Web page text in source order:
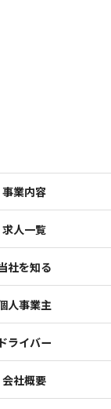
事業内容
求人一覧
社を知る
人事業主
ドライバー
会社概要